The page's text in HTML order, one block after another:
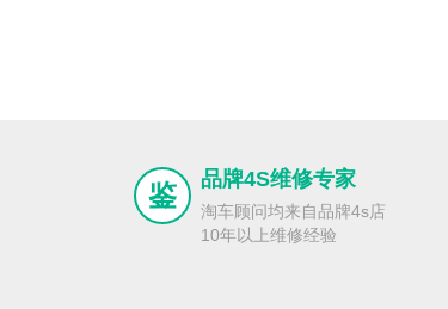
鉴 品牌4S维修专家
淘车顾问均来自品牌4s店
10年以上维修经验